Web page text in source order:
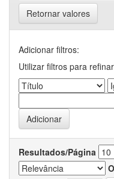
Retornar valores
Adicionar filtros:
Utilizar filtros para
Resultados/Página